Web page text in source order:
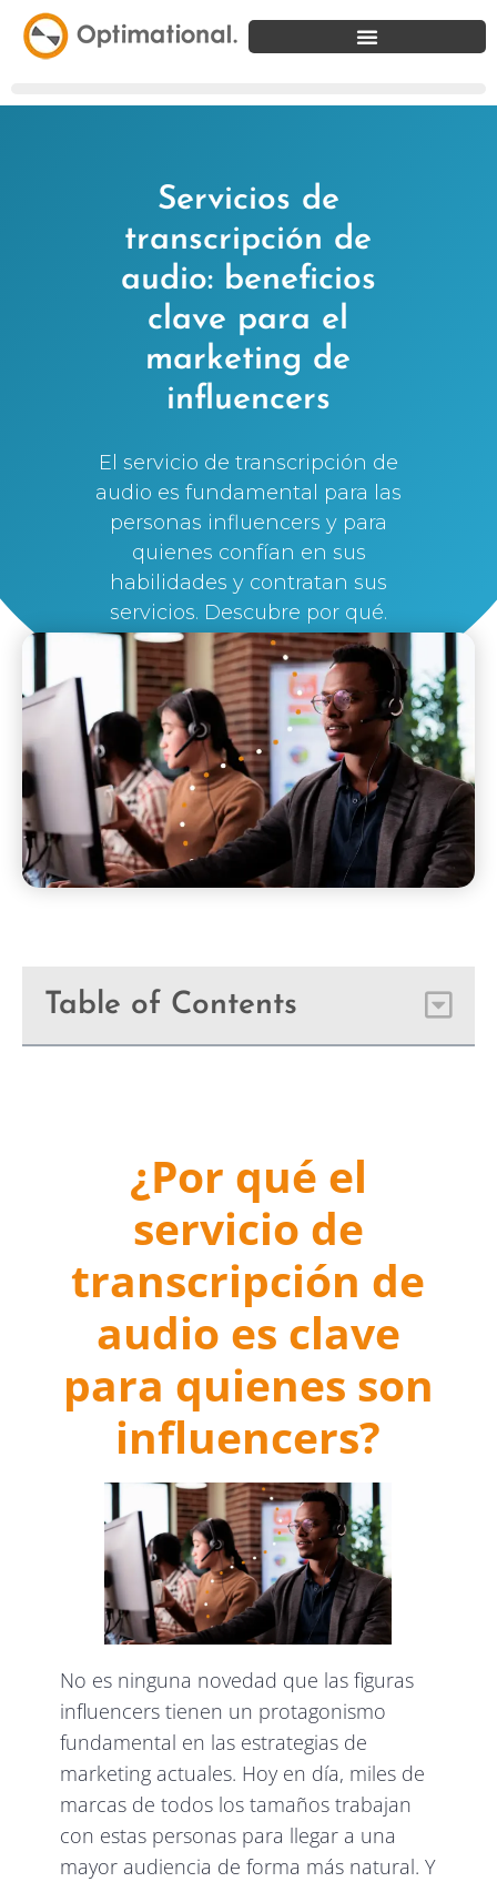
Servicios de
transcripción de
audio: beneficios
clave para el
marketing de
influencers
El servicio de transcripción de
audio es fundamental para las
personas influencers y para
quienes confían en sus
habilidades y contratan sus
servicios. Descubre por qué.
Silvi Nunez
Table of Contents
¿Por qué el
servicio de
transcripción de
audio es clave
para quienes son
influencers?
No es ninguna novedad que las figuras
influencers tienen un protagonismo
fundamental en las estrategias de
marketing actuales. Hoy en día, miles de
marcas de todos los tamaños trabajan
con estas personas para llegar a una
mayor audiencia de forma más natural. Y